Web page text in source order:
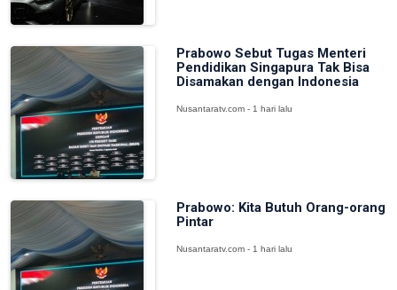
Prabowo Sebut Tugas Menteri
Pendidikan Singapura Tak Bisa
Disamakan dengan Indonesia
Nusantaratv.com - 1 hari lalu
Prabowo: Kita Butuh Orang-orang
Pintar
Nusantaratv.com - 1 hari lalu